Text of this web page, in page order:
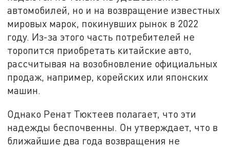
автомобилей, но и на возвращение известных
мировых марок, покинувших рынок в 2022
году. Из-за этого часть потребителей не
торопится приобретать китайские авто,
рассчитывая на возобновление официальных
продаж, например, корейских или японских
машин.
Однако Ренат Тюктеев полагает, что эти
надежды беспочвенны. Он утверждает, что в
ближайшие два года возвращения не